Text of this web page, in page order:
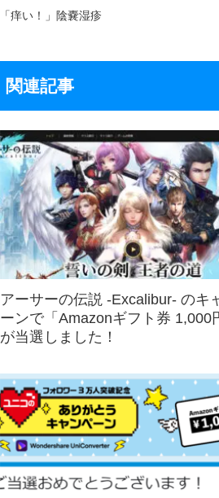
「痒い！」陰嚢湿疹
関連記事
アーサーの伝説 -Excalibur- のキ
ーンで「Amazonギフト券 1,000
が当選しました！